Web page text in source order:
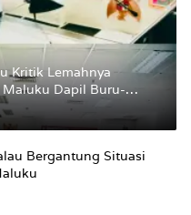
Kritik Lemahnya
Maluku Dapil Buru-
Perubahan Status
Bergantung Situasi